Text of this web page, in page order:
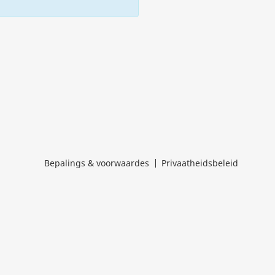
Bepalings & voorwaardes Privaatheidsbeleid